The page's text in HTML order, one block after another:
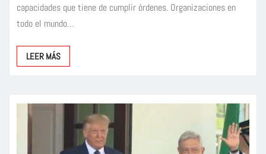
capacidades que tiene de cumplir órdenes. Organizaciones en
todo el mundo…
LEER MÁS